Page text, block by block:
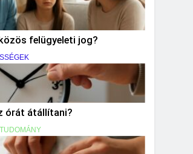
felügyeleti jog?
órát átállítani?
TUDOMÁNY